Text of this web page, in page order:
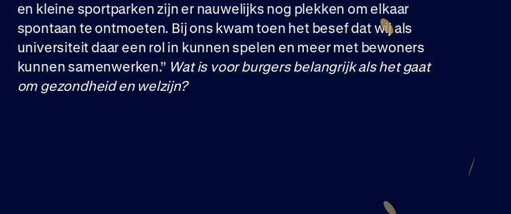
en kleine sportparken zijn er nauwelijks nog plekken om elkaar
spontaan te ontmoeten. Bij ons kwam toen het besef dat wij als
universiteit daar een rol in kunnen spelen en meer met bewoners
kunnen samenwerken.” Wat is voor burgers belangrijk als het gaat
om gezondheid en welzijn?